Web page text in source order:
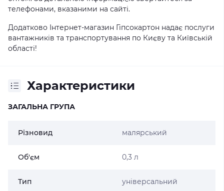
телефонами, вказаними на сайті.
Додатково Інтернет-магазин Гіпсокартон надає послуги
вантажників та транспортування по Києву та Київській
області!
Характеристики
ЗАГАЛЬНА ГРУПА
Різновид малярський
Об'єм 0,3 л
Тип універсальний